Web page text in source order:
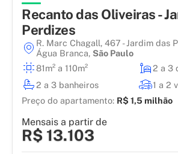
Recanto das Oliveiras -
Perdizes
R. Marc Chagall, 467 - Jardim das
Água Branca, São Paulo
81m² a 110m²
2 a 3
2 a 3 banheiros
1 a 2
Preço do apartamento: R$ 1,5 milhão
Mensais a partir de
R$ 13.103